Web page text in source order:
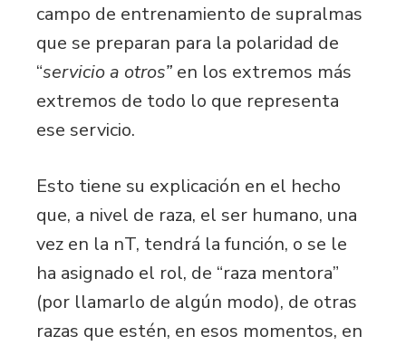
campo de entrenamiento de supralmas
que se preparan para la polaridad de
“servicio a otros” en los extremos más
extremos de todo lo que representa
ese servicio.
Esto tiene su explicación en el hecho
que, a nivel de raza, el ser humano, una
vez en la nT, tendrá la función, o se le
ha asignado el rol, de “raza mentora”
(por llamarlo de algún modo), de otras
razas que estén, en esos momentos, en